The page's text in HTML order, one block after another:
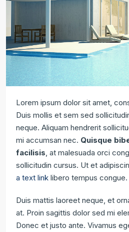
Lorem ipsum dolor sit amet,
Duis mollis et sem sed
neque. Aliquam hendrerit
mi accumsan nec. Quisque
facilisis , at malesuada orci
sollicitudin cursus. Ut et
a text link libero tempus congue.
Duis mattis laoreet neque, et
at. Proin sagittis dolor sed mi
Donec et justo ante. Vivamus